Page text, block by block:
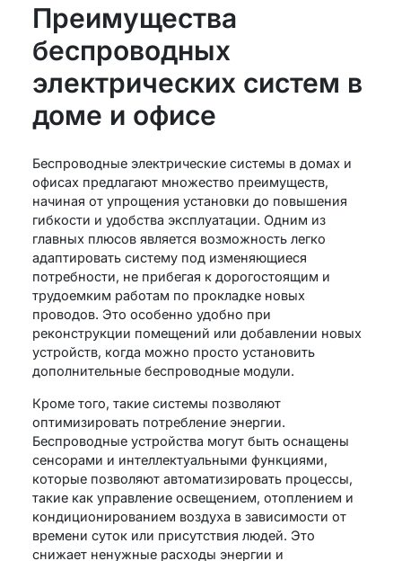
Преимущества
беспроводных
электрических систем в
доме и офисе
Беспроводные электрические системы в домах и
офисах предлагают множество преимуществ,
начиная от упрощения установки до повышения
гибкости и удобства эксплуатации. Одним из
главных плюсов является возможность легко
адаптировать систему под изменяющиеся
потребности, не прибегая к дорогостоящим и
трудоемким работам по прокладке новых
проводов. Это особенно удобно при
реконструкции помещений или добавлении новых
устройств, когда можно просто установить
дополнительные беспроводные модули.
Кроме того, такие системы позволяют
оптимизировать потребление энергии.
Беспроводные устройства могут быть оснащены
сенсорами и интеллектуальными функциями,
которые позволяют автоматизировать процессы,
такие как управление освещением, отоплением и
кондиционированием воздуха в зависимости от
времени суток или присутствия людей. Это
снижает ненужные расходы энергии и